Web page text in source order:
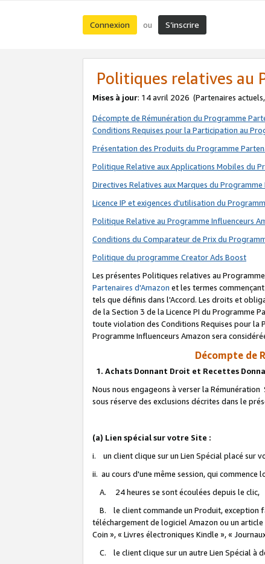
Connexion ou S’inscrire
Politiques relatives au
Mises à jour: 14 avril 2026 (Partenaires
Décompte de Rémunération du Programme
Conditions Requises pour la Participation au
Présentation des Produits du Programme
Politique Relative aux Applications Mobiles du
Directives Relatives aux Marques du Programme
Licence IP et exigences d'utilisation du
Politique Relative au Programme Influenceurs
Conditions du Comparateur de Prix du
Politique du programme Creator Ads Boost
Les présentes Politiques relatives au
Partenaires d'Amazon et les termes
tels que définis dans l'Accord. Les droits et
de la Section 3 de la Licence PI du Programme
toute violation des Conditions Requises pour la
Programme Influenceurs Amazon sera
Décompte de
1. Achats Donnant Droit et Recettes
Nous nous engageons à verser la
sous réserve des exclusions décrites dans le
(a) Lien spécial sur votre Site :
i. un client clique sur un Lien Spécial placé sur
ii. au cours d'une même session, qui
A. 24 heures se sont écoulées depuis le clic,
B. le client commande un Produit, exception
téléchargement de logiciel Amazon ou un article
Coin », « Livres électroniques Kindle », «
C. le client clique sur un autre Lien Spécial à